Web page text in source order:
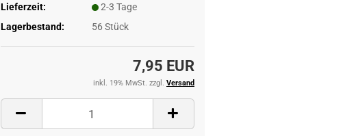
Lieferzeit:
2-3 Tage
Lagerbestand:
56Stück
7,95 EUR
inkl. 19% MwSt. zzgl. Versand